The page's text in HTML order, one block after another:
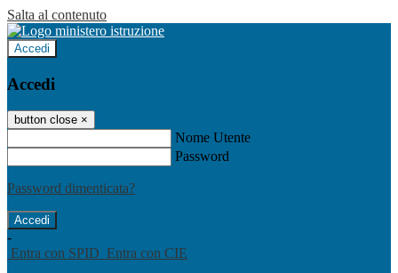
Salta al contenuto
Accedi
Accedi
button close ×
Nome Utente
Password
Password dimenticata?
-
Entra con SPID Entra con CIE